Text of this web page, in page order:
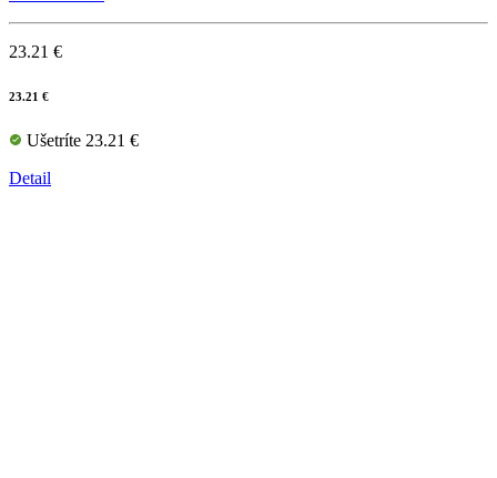
23.21 €
23.21 €
Ušetríte 23.21 €
Detail